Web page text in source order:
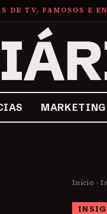
DE TV, FAMOSOS E
MARKETING
Início ›